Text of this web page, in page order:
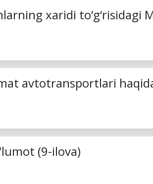
xaridi to‘g‘risidagi
avtotransportlari
(9-ilova)